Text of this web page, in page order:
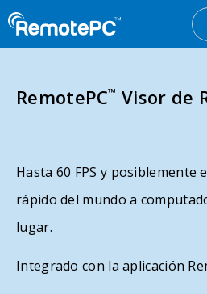
RemotePC™ Visor de
Hasta 60 FPS y posiblemente
rápido del mundo a
lugar.
Integrado con la aplicación